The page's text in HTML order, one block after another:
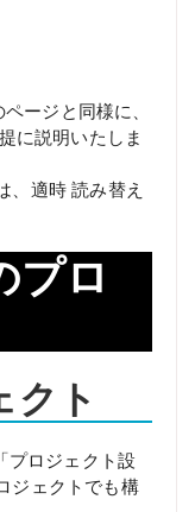
ージと同様に、
に説明いたしま
、適時 読み替え
ロ
クト
プロジェクト設
ジェクトでも構